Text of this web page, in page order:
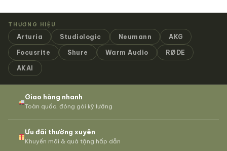
THƯƠNG HIỆU
Arturia Studiologic Neumann AKG
Focusrite Shure Warm Audio RØDE
AKAI
Giao hàng nhanh
Toàn quốc, đóng gói kỹ lưỡng
Ưu đãi thường xuyên
Khuyến mãi & quà tặng hấp dẫn